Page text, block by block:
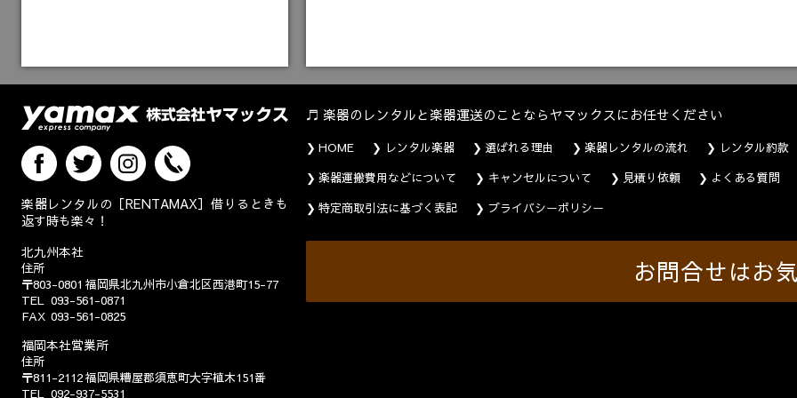
楽器レンタルの［RENTAMAX］借りるときも
返す時も楽々！
北九州本社
住所
〒803-0801 福岡県北九州市小倉北区西港町15-77
TEL 093-561-0871
FAX 093-561-0825
福岡本社営業所
住所
〒811-2112福岡県糟屋郡須恵町大字植木151番
TEL 092-937-5531
楽器のレンタルと楽器運送のことならヤマックスにお任せください
HOME レンタル楽器 選ばれる理由 楽器レンタルの流れ
レンタル約款
楽器運搬費用などについて
キャンセルについて 見積り依頼
よくある質問
特定商取引法に基づく表記
プライバシーポリシー
お問合せはお